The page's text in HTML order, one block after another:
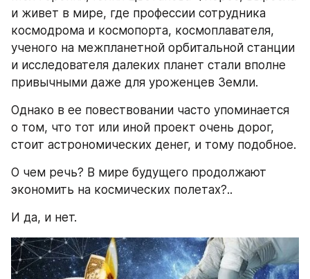
и живет в мире, где профессии сотрудника
космодрома и космопорта, космоплавателя,
ученого на межпланетной орбитальной станции
и исследователя далеких планет стали вполне
привычными даже для уроженцев Земли.
Однако в ее повествовании часто упоминается
о том, что тот или иной проект очень дорог,
стоит астрономических денег, и тому подобное.
О чем речь? В мире будущего продолжают
экономить на космических полетах?..
И да, и нет.